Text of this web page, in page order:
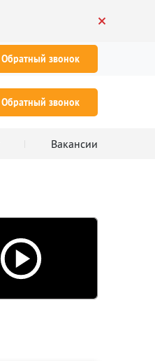
Обратный звонок
Обратный звонок
Вакансии